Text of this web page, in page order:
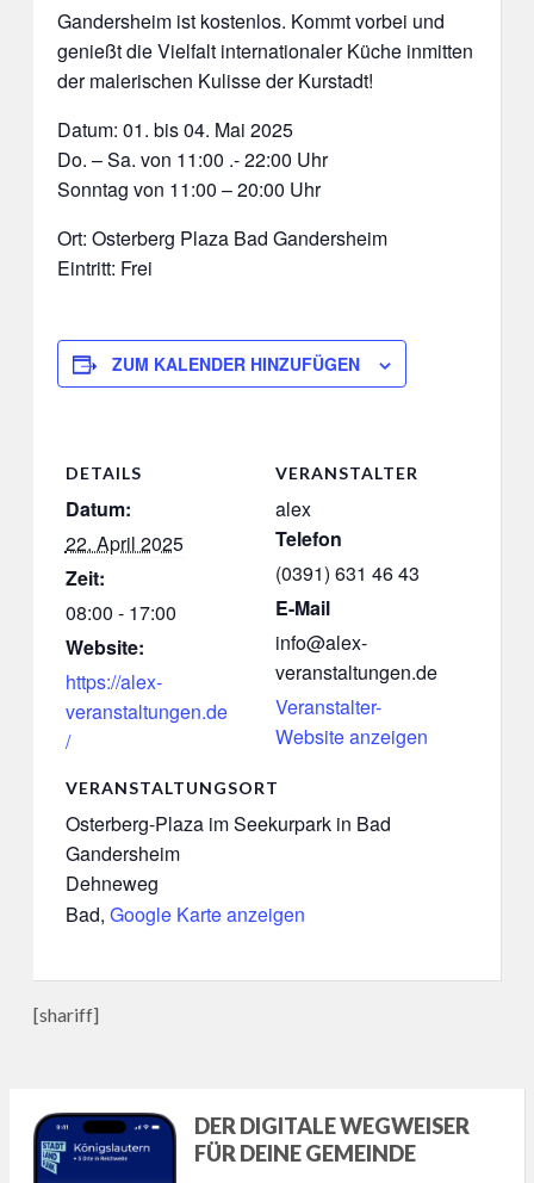
Gandersheim ist kostenlos. Kommt vorbei und
genießt die Vielfalt internationaler Küche inmitten
der malerischen Kulisse der Kurstadt!
Datum: 01. bis 04. Mai 2025
Do. – Sa. von 11:00 .- 22:00 Uhr
Sonntag von 11:00 – 20:00 Uhr
Ort: Osterberg Plaza Bad Gandersheim
Eintritt: Frei
ZUM KALENDER HINZUFÜGEN
DETAILS
Datum:
22. April 2025
Zeit:
08:00 - 17:00
Website:
https://alex-
veranstaltungen.de
/
VERANSTALTUNGSORT
Osterberg-Plaza im Seekurpark in Bad
Gandersheim
Dehneweg
Bad, Google Karte anzeigen
VERANSTALTER
alex
Telefon
(0391) 631 46 43
E-Mail
info@alex-
veranstaltungen.de
Veranstalter-
Website anzeigen
[shariff]
DER DIGITALE WEGWEISER
FÜR DEINE GEMEINDE